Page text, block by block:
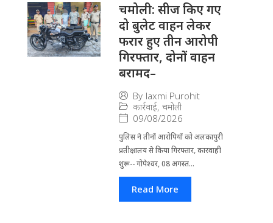
चमोली: सीज किए गए
दो बुलेट वाहन लेकर
फरार हुए तीन आरोपी
गिरफ्तार, दोनों वाहन
बरामद–
By laxmi Purohit
कार्रवाई, चमोली
09/08/2026
पुलिस ने तीनों आरोपियों को अलकापुरी
प्रतीक्षालय से किया गिरफ्तार, कारवाही
शुरू-- गोपेश्वर, 08 अगस्त...
Read More